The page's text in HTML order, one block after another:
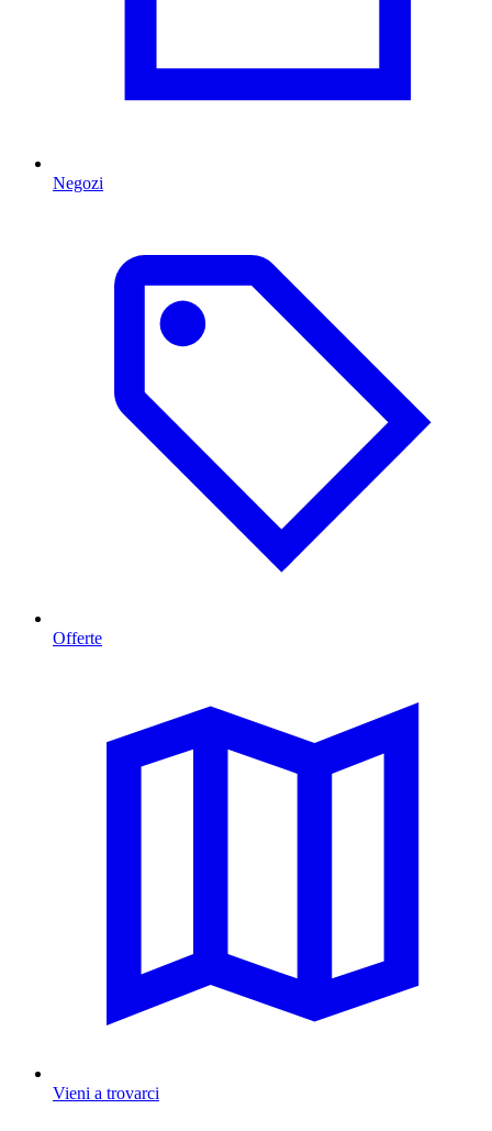
Negozi
Offerte
Vieni a trovarci